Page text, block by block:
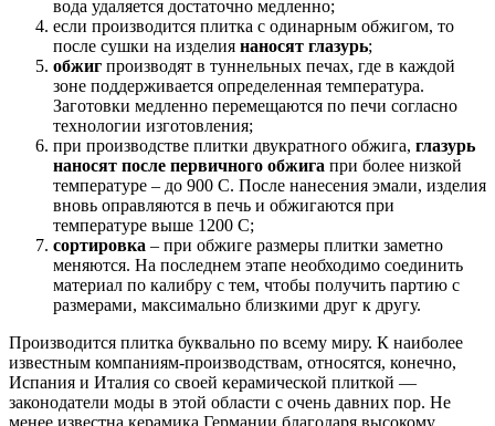
вода удаляется достаточно медленно;
если производится плитка с одинарным обжигом, то
после сушки на изделия наносят глазурь;
обжиг производят в туннельных печах, где в каждой
зоне поддерживается определенная температура.
Заготовки медленно перемещаются по печи согласно
технологии изготовления;
при производстве плитки двукратного обжига, глазурь
наносят после первичного обжига при более низкой
температуре – до 900 С. После нанесения эмали, изделия
вновь оправляются в печь и обжигаются при
температуре выше 1200 С;
сортировка – при обжиге размеры плитки заметно
меняются. На последнем этапе необходимо соединить
материал по калибру с тем, чтобы получить партию с
размерами, максимально близкими друг к другу.
Производится плитка буквально по всему миру. К наиболее
известным компаниям-производствам, относятся, конечно,
Испания и Италия со своей керамической плиткой —
законодатели моды в этой области с очень давних пор. Не
менее известна керамика Германии благодаря высокому